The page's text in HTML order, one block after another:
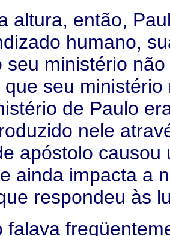
altura, então,
humano,
seu ministério
que seu
de Paulo
nele
apóstolo
ainda impacta a
respondeu às
falava